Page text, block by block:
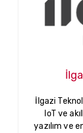
İlgazi
IoT ve
yazılım ve